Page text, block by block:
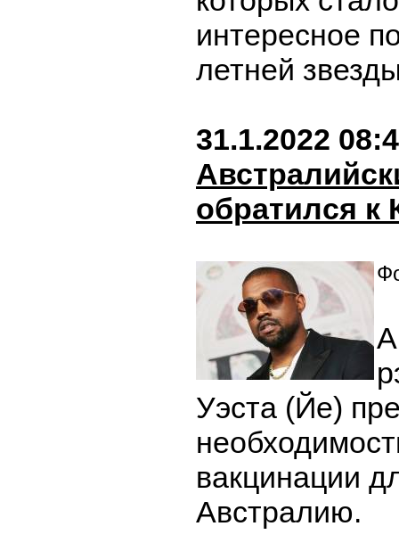
интересное
летней
31.1.2022
обратился к
Уэста (Йе)
вакцинации
Австралию.